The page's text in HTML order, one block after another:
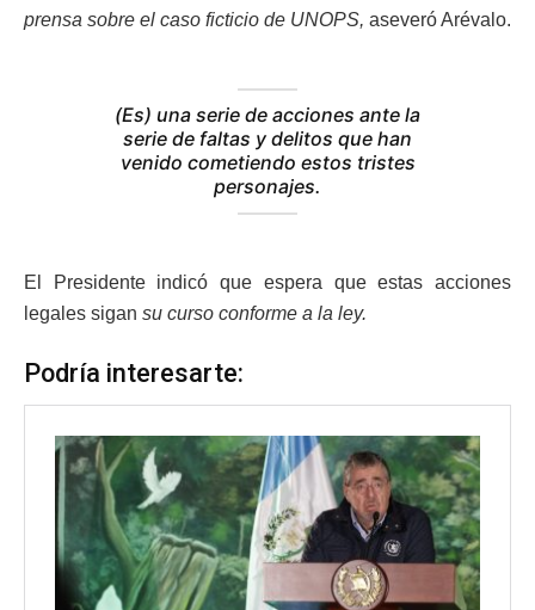
prensa sobre el caso ficticio de UNOPS, aseveró Arévalo.
(Es) una serie de acciones ante la
serie de faltas y delitos que han
venido cometiendo estos tristes
personajes.
El Presidente indicó que espera que estas acciones
legales sigan su curso conforme a la ley.
Podría interesarte: